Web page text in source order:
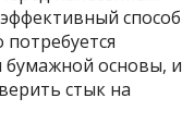
способ
бумажной основы, и
стык на